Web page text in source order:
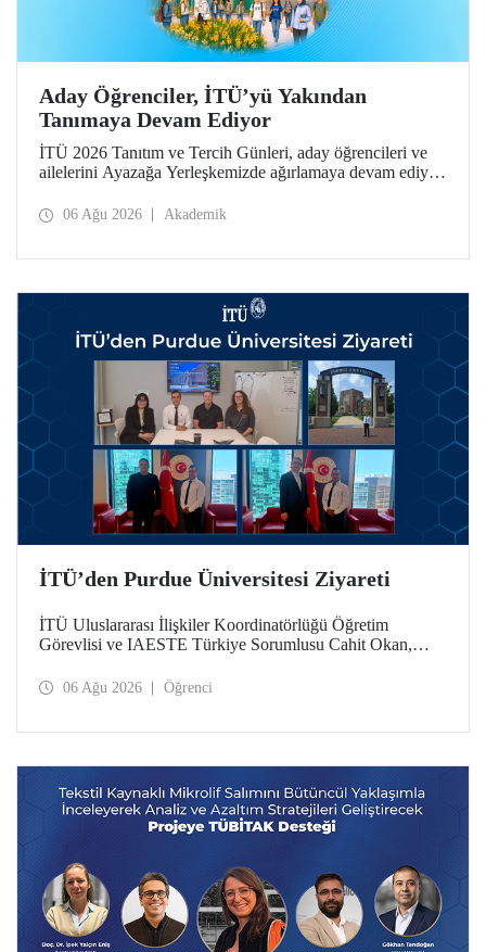
Aday Öğrenciler, İTÜ’yü Yakından
Tanımaya Devam Ediyor
İTÜ 2026 Tanıtım ve Tercih Günleri, aday öğrencileri ve
ailelerini Ayazağa Yerleşkemizde ağırlamaya devam ediyor.
ilgili fakülte ve birimler adaylara bilgi vermeye devam
06 Ağu 2026 Akademik
İTÜ’den Purdue Üniversitesi Ziyareti
İTÜ Uluslararası İlişkiler Koordinatörlüğü Öğretim
Görevlisi ve IAESTE Türkiye Sorumlusu Cahit Okan,
Temmuz tarihlerinde ABD’de dünyanın önde gelen
06 Ağu 2026 Öğrenci